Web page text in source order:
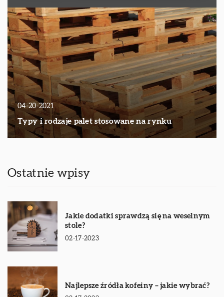
04-20-2021
Typy i rodzaje palet stosowane na rynku
Ostatnie wpisy
Jakie dodatki sprawdzą się na weselnym
stole?
02-17-2023
Najlepsze źródła kofeiny – jakie wybrać?